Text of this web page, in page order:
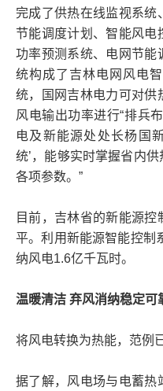
完成了供热在线监视系统
节能调度计划、智能风电
功率预测系统、电网节能
统构成了吉林电网风电
统，国网吉林电力可对供
风电输出功率进行“排兵
电及新能源处处长杨国
统’，能够实时掌握省内
各项参数。”
目前，吉林省的新能源
平。利用新能源智能控制
纳风电1.6亿千瓦时。
温暖清洁 弃风消纳稳定可
将风电转换为热能，范例
据了解，风电场与电蓄热